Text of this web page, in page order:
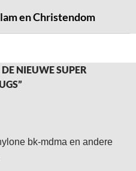
en Christendom
NIEUWE SUPER
bk-mdma en andere